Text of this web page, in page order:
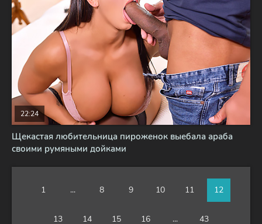
Щекастая любительница пироженок выебала араба
своими румяными дойками
22:24
1 ... 8 9 10 11 12
13 14 15 16 ... 43